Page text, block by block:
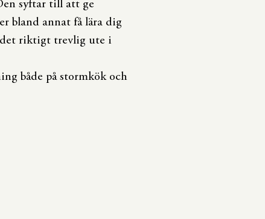
syftar till att ge
bland annat få lära dig
det riktigt trevlig ute i
både på stormkök och